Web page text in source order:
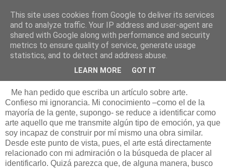
Está de pinga
6/2/17
Teorizando sobre el arte
Me han pedido que escriba un artículo sobre arte.
Confieso mi ignorancia. Mi conocimiento –como el de la
mayoría de la gente, supongo- se reduce a identificar como
arte aquello que me transmite algún tipo de emoción, ya que
soy incapaz de construir por mí mismo una obra similar.
Desde este punto de vista, pues, el arte está directamente
relacionado con mi admiración o la búsqueda de placer al
identificarlo. Quizá parezca que, de alguna manera, busco
This site uses cookies from Google to deliver its services
and to analyze traffic. Your IP address and user-agent are
shared with Google along with performance and security
metrics to ensure quality of service, generate usage
statistics, and to detect and address abuse.
LEARN MORE GOT IT